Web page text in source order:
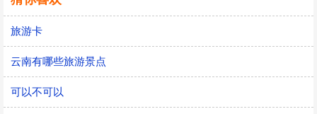
旅游卡
云南有哪些旅游景点
可以不可以